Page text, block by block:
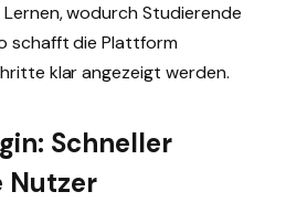
wodurch Studierende
schafft die Plattform
klar angezeigt werden.
Schneller
Nutzer